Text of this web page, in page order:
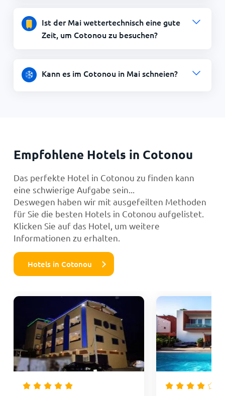
Ist der Mai wettertechnisch eine gute
Zeit, um Cotonou zu besuchen?
Kann es im Cotonou in Mai schneien?
Empfohlene Hotels in Cotonou
Das perfekte Hotel in Cotonou zu finden kann
eine schwierige Aufgabe sein...
Deswegen haben wir mit ausgefeilten Methoden
für Sie die besten Hotels in Cotonou aufgelistet.
Klicken Sie auf das Hotel, um weitere
Informationen zu erhalten.
Hotels in Cotonou